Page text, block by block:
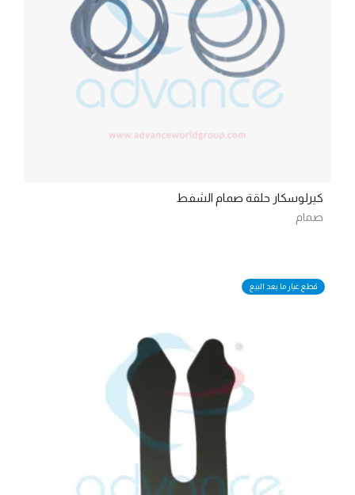
كيرلوسكار حلقة صمام الشفط
صمام
قطع غيار ما بعد البيع